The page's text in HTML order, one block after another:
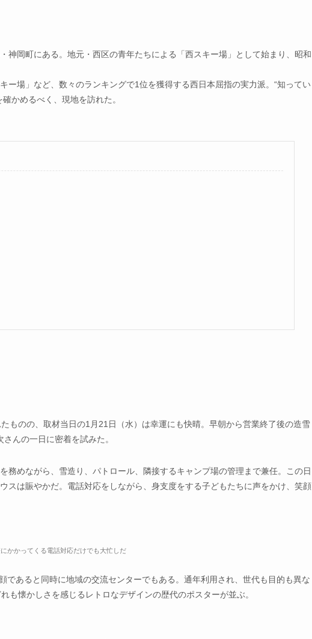
神岡町にある。地元・西区の青年たちによる「西スキー場」として始まり、昭和
ー場」など、数々のランキングで1位を獲得する西日本屈指の実力派。“知ってい
かめるべく、現地を訪れた。
ものの、取材当日の1月21日（水）は幸運にも快晴。早朝から営業終了後の造雪
んの一日に密着を試みた。
務めながら、雪造り、パトロール、隣接するキャンプ場の管理まで兼任。この日
スは賑やかだ。電話対応をしながら、身支度をする子どもたちに声をかけ、笑顔
かかってくる電話対応だけでも大忙しだ
であると同時に地域の交流センターでもある。通年利用され、世代も目的も異な
も懐かしさを感じるレトロなデザインの歴代のポスターが並ぶ。